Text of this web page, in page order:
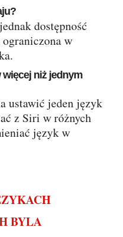
w
z Siri w różnych
język w